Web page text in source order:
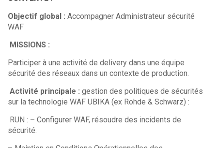
Objectif global : Accompagner Administrateur sécurité
WAF
MISSIONS :
Participer à une activité de delivery dans une équipe
sécurité des réseaux dans un contexte de production.
Activité principale : gestion des politiques de sécurités
sur la technologie WAF UBIKA (ex Rohde & Schwarz) :
RUN : – Configurer WAF, résoudre des incidents de
sécurité.